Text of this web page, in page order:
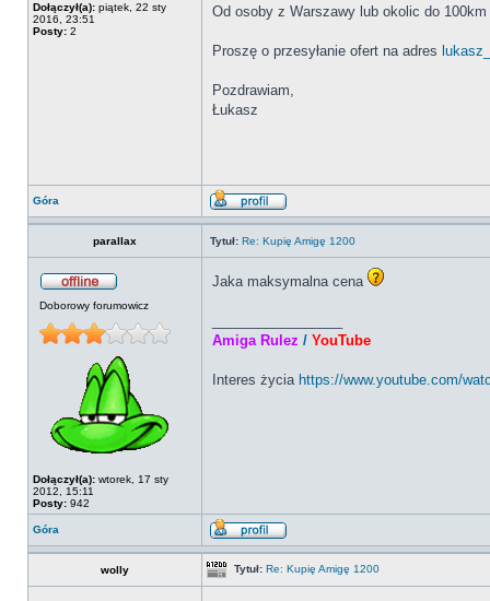
Dołączył(a): piątek, 22 sty
2016, 23:51
Posty: 2
Od osoby z Warszawy lub okolic do
Proszę o przesyłanie ofert na adres
Pozdrawiam,
Łukasz
Góra
parallax Tytuł: Re: Kupię Amigę 1200
Doborowy forumowicz
Dołączył(a): wtorek, 17 sty
2012, 15:11
Posty: 942
Jaka maksymalna cena
Amiga Rulez / YouTube
Interes życia https://www.youtube.com/
Góra
wolly Tytuł: Re: Kupię Amigę 1200